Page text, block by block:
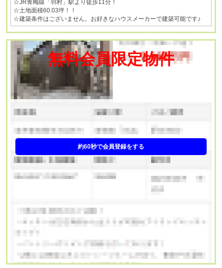
☆JR青梅線「羽村」駅より徒歩11分！
☆土地面積60.03坪！！
☆建築条件はございません。お好きなハウスメーカーで建築可能です♪
無料会員限定物件
約60秒で会員登録をする